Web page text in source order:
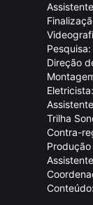
Pesquisa:
Direção
Eletricista:
Trilha
Contra-
Conteúdo: